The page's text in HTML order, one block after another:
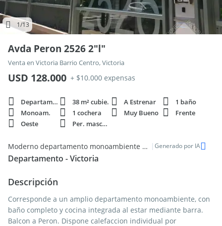
1/13
Avda Peron 2526 2"l"
Venta en Victoria Barrio Centro, Victoria
USD 128.000 + $10.000 expensas
Departamento 38 m² cubie. A Estrenar
1 baño
Monoam.
1 cochera Muy Bueno
Frente
Oeste
Per. mascota
Moderno departamento monoambiente en venta en Victoria Barrio Centro | Generado por IA
Departamento - Victoria
Descripción
Corresponde a un amplio departamento monoambiente, con
baño completo y cocina integrada al estar mediante barra.
Balcon a Peron. Dispone calefaccion individual por